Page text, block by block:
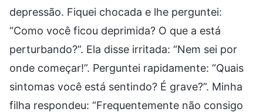
depressão. Fiquei chocada e lhe perguntei:
“Como você ficou deprimida? O que a está
perturbando?”. Ela disse irritada: “Nem sei por
onde começar!”. Perguntei rapidamente: “Quais
sintomas você está sentindo? É grave?”. Minha
filha respondeu: “Frequentemente não consigo